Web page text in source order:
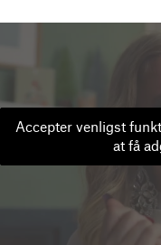
Accepter venligst
at få